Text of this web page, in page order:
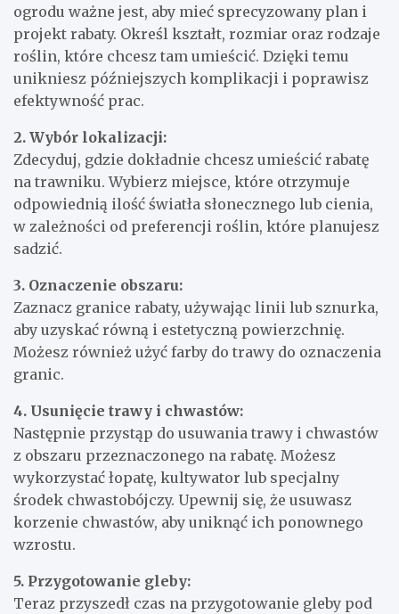
ogrodu ważne jest, aby mieć sprecyzowany plan i
projekt rabaty. Określ kształt, rozmiar oraz rodzaje
roślin, które chcesz tam umieścić. Dzięki temu
unikniesz późniejszych komplikacji i poprawisz
efektywność prac.
2. Wybór lokalizacji:
Zdecyduj, gdzie dokładnie chcesz umieścić rabatę
na trawniku. Wybierz miejsce, które otrzymuje
odpowiednią ilość światła słonecznego lub cienia,
w zależności od preferencji roślin, które planujesz
sadzić.
3. Oznaczenie obszaru:
Zaznacz granice rabaty, używając linii lub sznurka,
aby uzyskać równą i estetyczną powierzchnię.
Możesz również użyć farby do trawy do oznaczenia
granic.
4. Usunięcie trawy i chwastów:
Następnie przystąp do usuwania trawy i chwastów
z obszaru przeznaczonego na rabatę. Możesz
wykorzystać łopatę, kultywator lub specjalny
środek chwastobójczy. Upewnij się, że usuwasz
korzenie chwastów, aby uniknąć ich ponownego
wzrostu.
5. Przygotowanie gleby:
Teraz przyszedł czas na przygotowanie gleby pod